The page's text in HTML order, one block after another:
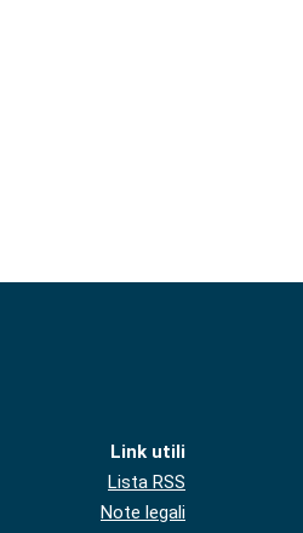
Link utili
Lista RSS
Note legali